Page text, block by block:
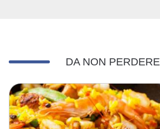
DA NON PERDERE